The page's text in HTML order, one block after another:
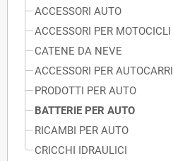
ACCESSORI AUTO
ACCESSORI PER MOTOCICLI
CATENE DA NEVE
ACCESSORI PER AUTOCARRI
PRODOTTI PER AUTO
BATTERIE PER AUTO
RICAMBI PER AUTO
CRICCHI IDRAULICI